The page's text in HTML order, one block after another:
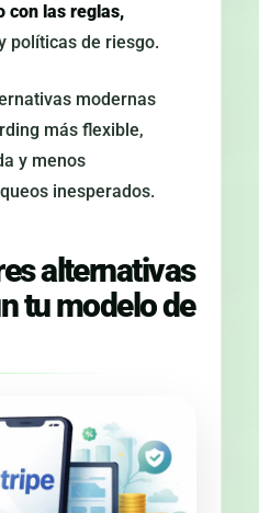
con las reglas,
políticas de riesgo.
modernas
más flexible,
y menos
inesperados.
alternativas
tu modelo de